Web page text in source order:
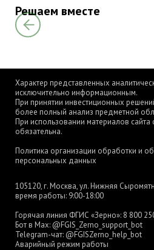
Решаем вместе
Характер представленных
исключительно информационным.
При принятии инвестиционных
более полный анализ предметной
При использовании материалов сайта
обязательна.
Политика организации обработки и
персональных данных
105120, г. Москва, ул. Нижняя
время работы: 9:00-18:00
Горячая линия ФГИС «Зерно»: 8 800
Бот в Max: @FGIS_Zerno_support_bot
Telegram-чат: @FGISZerno_help_bot
Аварийный режим работы